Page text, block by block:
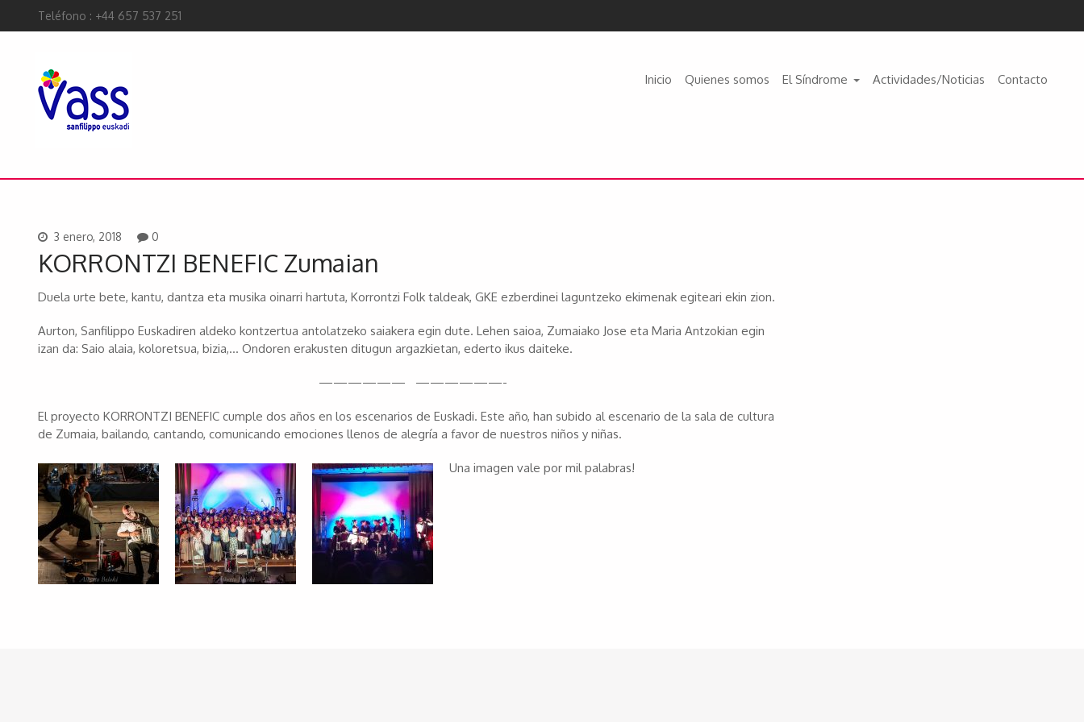
Teléfono : +44 657 537 251
Inicio Quienes somos El Síndrome Actividades/Noticias Contacto
3 enero, 2018 0
KORRONTZI BENEFIC Zumaian
Duela urte bete, kantu, dantza eta musika oinarri hartuta, Korrontzi Folk taldeak, GKE ezberdinei laguntzeko ekimenak egiteari ekin zion.
Aurton, Sanfilippo Euskadiren aldeko kontzertua antolatzeko saiakera egin dute. Lehen saioa, Zumaiako Jose eta Maria Antzokian egin
izan da: Saio alaia, koloretsua, bizia,… Ondoren erakusten ditugun argazkietan, ederto ikus daiteke.
—————— ——————-
El proyecto KORRONTZI BENEFIC cumple dos años en los escenarios de Euskadi. Este año, han subido al escenario de la sala de cultura
de Zumaia, bailando, cantando, comunicando emociones llenos de alegría a favor de nuestros niños y niñas.
Una imagen vale por mil palabras!